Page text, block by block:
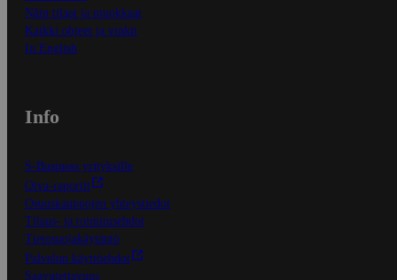
Näin tilaat ja muokkaat
Kaikki ohjeet ja vinkit
In English
Info
S-Business yrityksille
Oiva-raportit
Osuuskauppojen yhteystiedot
Tilaus- ja toimitusehdot
Tietosuojakäytäntö
Palvelun käyttöehdot
Saavutettavuus